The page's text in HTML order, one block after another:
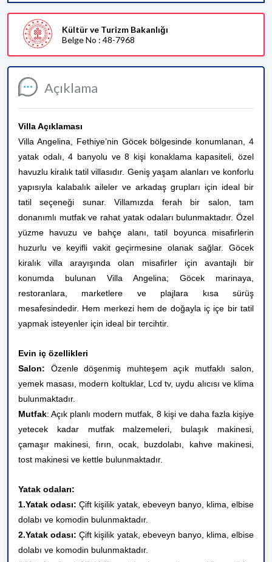
Açıklama
Villa Açıklaması
Villa Angelina, Fethiye’nin Göcek bölgesinde konumlanan, 4
yatak odalı, 4 banyolu ve 8 kişi konaklama kapasiteli, özel
havuzlu kiralık tatil villasıdır. Geniş yaşam alanları ve konforlu
yapısıyla kalabalık aileler ve arkadaş grupları için ideal bir
tatil seçeneği sunar. Villamızda ferah bir salon, tam
donanımlı mutfak ve rahat yatak odaları bulunmaktadır. Özel
yüzme havuzu ve bahçe alanı, tatil boyunca misafirlerin
huzurlu ve keyifli vakit geçirmesine olanak sağlar. Göcek
kiralık villa arayışında olan misafirler için avantajlı bir
konumda bulunan Villa Angelina; Göcek marinaya,
restoranlara, marketlere ve plajlara kısa sürüş
mesafesindedir. Hem merkezi hem de doğayla iç içe bir tatil
yapmak isteyenler için ideal bir tercihtir.
Evin iç özellikleri
Salon: Özenle döşenmiş muhteşem açık mutfaklı salon,
yemek masası, modern koltuklar, Lcd tv, uydu alıcısı ve klima
bulunmaktadır.
Mutfak: Açık planlı modern mutfak, 8 kişi ve daha fazla kişiye
yetecek kadar mutfak malzemeleri, bulaşık makinesi,
çamaşır makinesi, fırın, ocak, buzdolabı, kahve makinesi,
tost makinesi ve kettle bulunmaktadır.
Yatak odaları:
1.Yatak odası:Çift kişilik yatak, ebeveyn banyo, klima, elbise
dolabı ve komodin bulunmaktadır.
2.Yatak odası:Çift kişilik yatak, ebeveyn banyo, klima, elbise
dolabı ve komodin bulunmaktadır.
Kültür ve Turizm Bakanlığı
Belge No : 48-7968